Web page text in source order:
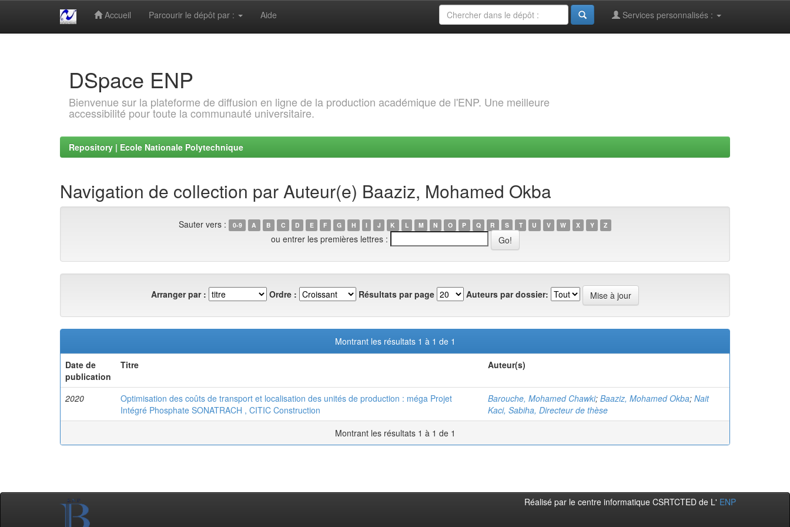
Accueil Parcourir le dépôt par : Aide Services personnalisés :
DSpace ENP
Bienvenue sur la plateforme de diffusion en ligne de la production académique de l'ENP. Une meilleure
accessibilité pour toute la communauté universitaire.
Repository | Ecole Nationale Polytechnique
Navigation de collection par Auteur(e) Baaziz, Mohamed Okba
Sauter vers : 0-9 A B C D E F G H I J K L M N O P Q R S T U V W X Y Z
ou entrer les premières lettres :
Arranger par : Ordre : Résultats par page Auteurs par dossier:
Montrant les résultats 1 à 1 de 1
Date de
publication
Titre Auteur(s)
2020
Optimisation des coûts de transport et localisation des unités de production : méga Projet
Intégré Phosphate SONATRACH , CITIC Construction
Barouche, Mohamed Chawki; Baaziz, Mohamed Okba; Nait
Kaci, Sabiha, Directeur de thèse
Montrant les résultats 1 à 1 de 1
Réalisé par le centre informatique CSRTCTED de L' ENP